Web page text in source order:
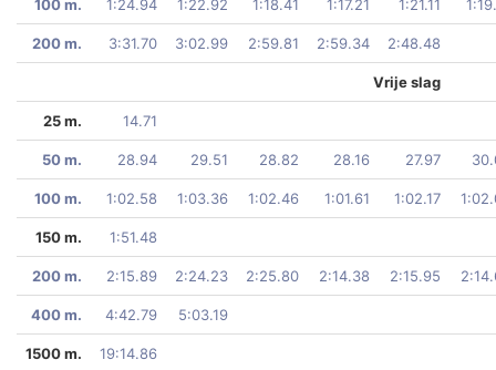
100 m. 1:24.94 1:22.92 1:18.41 1:17.21 1:21.11
200 m. 3:31.70 3:02.99 2:59.81 2:59.34 2:48.48
Vrije slag
25 m. 14.71
50 m. 28.94 29.51 28.82 28.16 27.97
100 m. 1:02.58 1:03.36 1:02.46 1:01.61 1:02.17
150 m. 1:51.48
200 m. 2:15.89 2:24.23 2:25.80 2:14.38 2:15.95
400 m. 4:42.79 5:03.19
1500 m. 19:14.86